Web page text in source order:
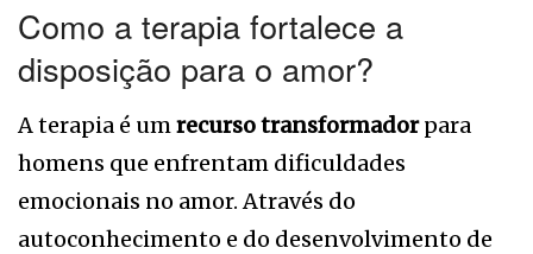
Como a terapia fortalece a
disposição para o amor?
A terapia é um recurso transformadorpara
homens que enfrentam dificuldades
emocionais no amor. Através do
autoconhecimento e do desenvolvimento de